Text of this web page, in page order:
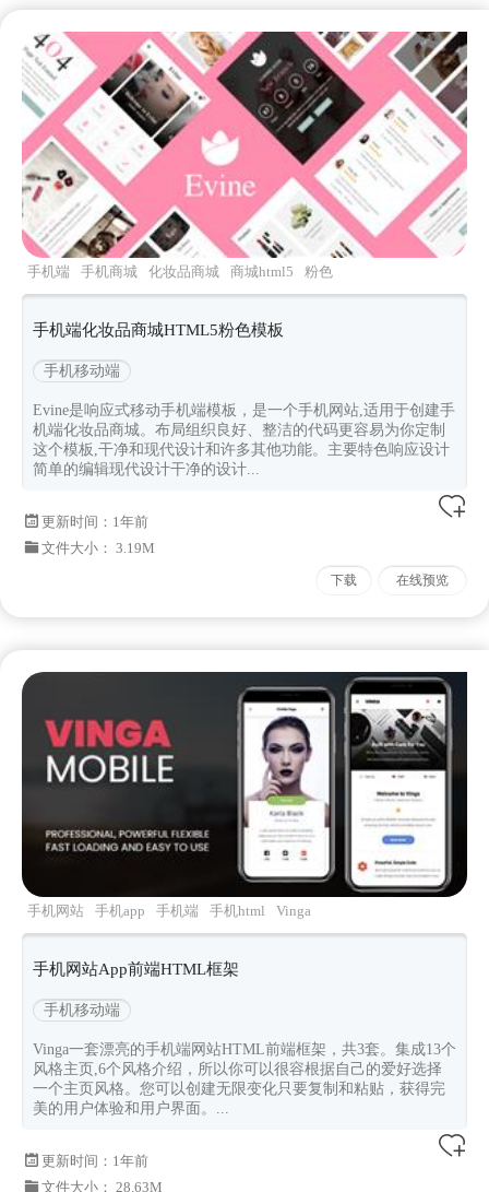
手机端 手机商城 化妆品商城 商城html5 粉色
手机端化妆品商城HTML5粉色模板
手机移动端
Evine是响应式移动手机端模板，是一个手机网站,适用于创建手
机端化妆品商城。布局组织良好、整洁的代码更容易为你定制
这个模板,干净和现代设计和许多其他功能。主要特色响应设计
简单的编辑现代设计干净的设计...
更新时间： 1年前
文件大小： 3.19M
下载 在线预览
手机网站 手机app 手机端 手机html Vinga
手机网站App前端HTML框架
手机移动端
Vinga一套漂亮的手机端网站HTML前端框架，共3套。集成13个
风格主页,6个风格介绍，所以你可以很容根据自己的爱好选择
一个主页风格。您可以创建无限变化只要复制和粘贴，获得完
美的用户体验和用户界面。...
更新时间： 1年前
文件大小： 28.63M